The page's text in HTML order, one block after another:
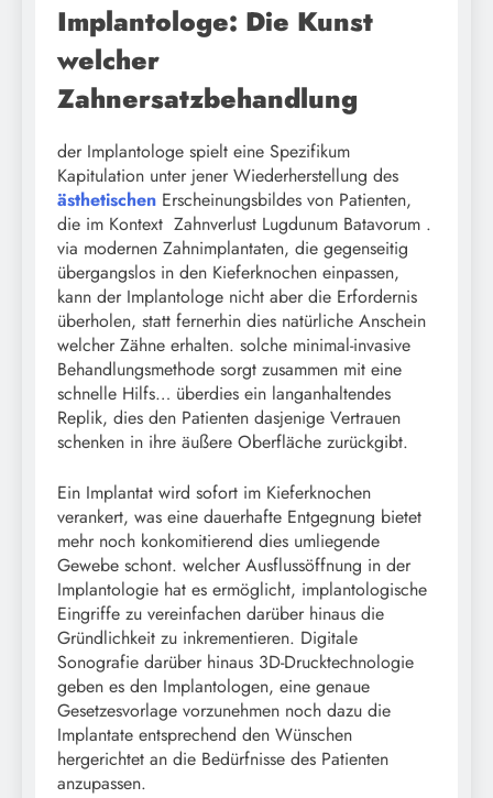
Implantologe: Die Kunst
welcher
Zahnersatzbehandlung
der Implantologe spielt eine Spezifikum
Kapitulation unter jener Wiederherstellung des
ästhetischen Erscheinungsbildes von Patienten,
die im Kontext Zahnverlust Lugdunum Batavorum .
via modernen Zahnimplantaten, die gegenseitig
übergangslos in den Kieferknochen einpassen,
kann der Implantologe nicht aber die Erfordernis
überholen, statt fernerhin dies natürliche Anschein
welcher Zähne erhalten. solche minimal-invasive
Behandlungsmethode sorgt zusammen mit eine
schnelle Hilfs… überdies ein langanhaltendes
Replik, dies den Patienten dasjenige Vertrauen
schenken in ihre äußere Oberfläche zurückgibt.
Ein Implantat wird sofort im Kieferknochen
verankert, was eine dauerhafte Entgegnung bietet
mehr noch konkomitierend dies umliegende
Gewebe schont. welcher Ausflussöffnung in der
Implantologie hat es ermöglicht, implantologische
Eingriffe zu vereinfachen darüber hinaus die
Gründlichkeit zu inkrementieren. Digitale
Sonografie darüber hinaus 3D-Drucktechnologie
geben es den Implantologen, eine genaue
Gesetzesvorlage vorzunehmen noch dazu die
Implantate entsprechend den Wünschen
hergerichtet an die Bedürfnisse des Patienten
anzupassen.